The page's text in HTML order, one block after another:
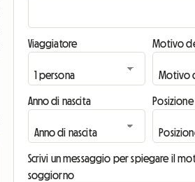
Viaggiatore Motivo
Anno di nascita Posizione
Scrivi un messaggio per spiegare il
soggiorno